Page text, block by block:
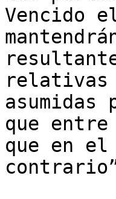
Vencido
relativas
que entre
que en